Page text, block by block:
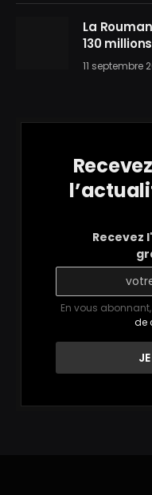
La
130
11 septembre
Recevez
En vous
de